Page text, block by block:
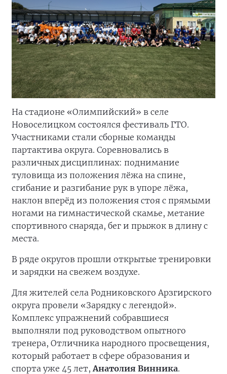
На стадионе «Олимпийский» в селе
Новоселицком состоялся фестиваль ГТО.
Участниками стали сборные команды
партактива округа. Соревновались в
различных дисциплинах: поднимание
туловища из положения лёжа на спине,
сгибание и разгибание рук в упоре лёжа,
наклон вперёд из положения стоя с прямыми
ногами на гимнастической скамье, метание
спортивного снаряда, бег и прыжок в длину с
места.
В ряде округов прошли открытые тренировки
и зарядки на свежем воздухе.
Для жителей села Родниковского Арзгирского
округа провели «Зарядку с легендой».
Комплекс упражнений собравшиеся
выполняли под руководством опытного
тренера, Отличника народного просвещения,
который работает в сфере образования и
спорта уже 45 лет, Анатолия Винника.